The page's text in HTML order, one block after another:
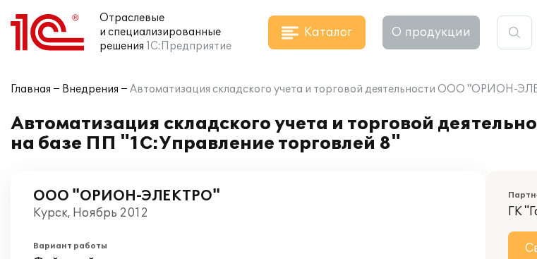
Отраслевые
и специализированные
решения 1С:Предприятие
Каталог О продукции
Главная Внедрения Автоматизация складского учета и торговой деятельности ООО "ОРИОН-
Автоматизация складского учета и торговой
на базе ПП "1С:Управление торговлей 8"
ООО "ОРИОН-ЭЛЕКТРО"
Курск, Ноябрь 2012
Вариант работы
ГК